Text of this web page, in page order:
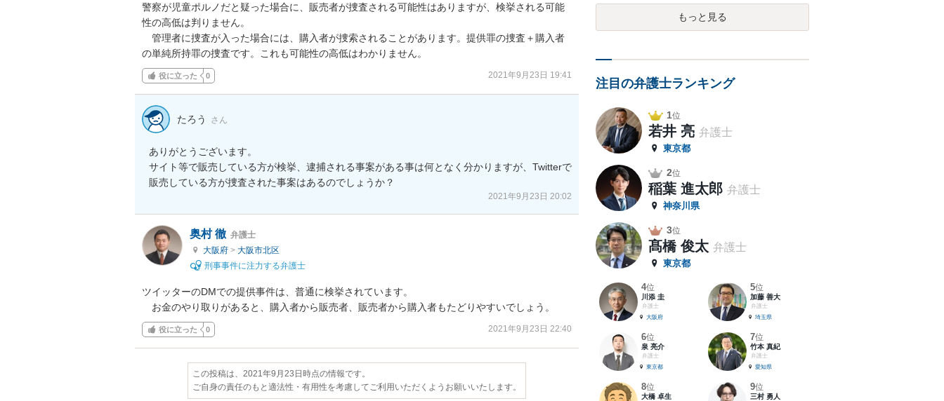
警察が児童ポルノだと疑った場合に、販売者が捜査される可能性はありますが、検挙される可能
性の高低は判りません。
管理者に捜査が入った場合には、購入者が捜索されることがあります。提供罪の捜査＋購入者
の単純所持罪の捜査です。これも可能性の高低はわかりません。
役に立った 0 2021年9月23日 19:41
たろう さん
ありがとうございます。
サイト等で販売している方が検挙、逮捕される事案がある事は何となく分かりますが、Twitterで
販売している方が捜査された事案はあるのでしょうか？
2021年9月23日 20:02
奥村 徹 弁護士
大阪府 > 大阪市北区
刑事事件に注力する弁護士
ツイッターのDMでの提供事件は、普通に検挙されています。
お金のやり取りがあると、購入者から販売者、販売者から購入者もたどりやすいでしょう。
役に立った 0 2021年9月23日 22:40
この投稿は、2021年9月23日時点の情報です。
ご自身の責任のもと適法性・有用性を考慮してご利用いただくようお願いいたします。
もっと見る
注目の弁護士ランキング
1位
若井 亮 弁護士
東京都
2位
稲葉 進太郎 弁護士
神奈川県
3位
髙橋 俊太 弁護士
東京都
4位
川添 圭
弁護士
大阪府
5位
加藤 善大
弁護士
埼玉県
6位
泉 亮介
弁護士
東京都
7位
竹本 真紀
弁護士
愛知県
8位
大橋 卓生
9位
三村 勇人